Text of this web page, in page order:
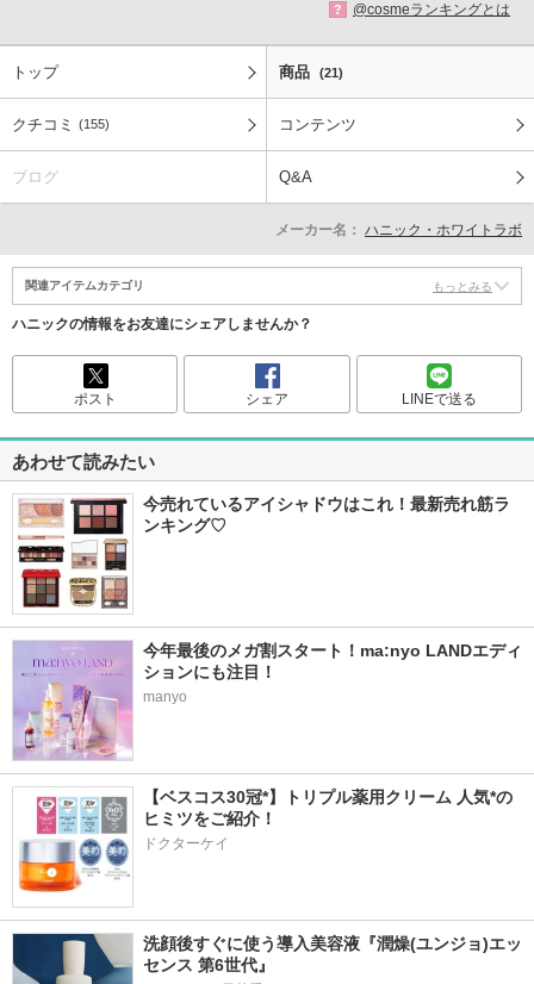
? @cosmeランキングとは
トップ 商品 (21)
クチコミ (155) コンテンツ
ブログ Q&A
メーカー名： ハニック・ホワイトラボ
関連アイテムカテゴリ もっとみる
ハニックの情報をお友達にシェアしませんか？
ポスト シェア LINEで送る
あわせて読みたい
今売れているアイシャドウはこれ！最新売れ筋ラ
ンキング♡
今年最後のメガ割スタート！ma:nyo LANDエディ
ションにも注目！
manyo
【ベスコス30冠*】トリプル薬用クリーム 人気*の
ヒミツをご紹介！
ドクターケイ
洗顔後すぐに使う導入美容液『潤燥(ユンジョ)エッ
センス 第6世代』